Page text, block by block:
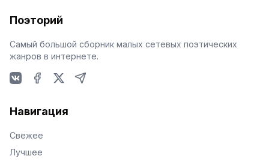
Поэторий
Самый большой сборник малых сетевых поэтических
жанров в интернете.
Навигация
Свежее
Лучшее